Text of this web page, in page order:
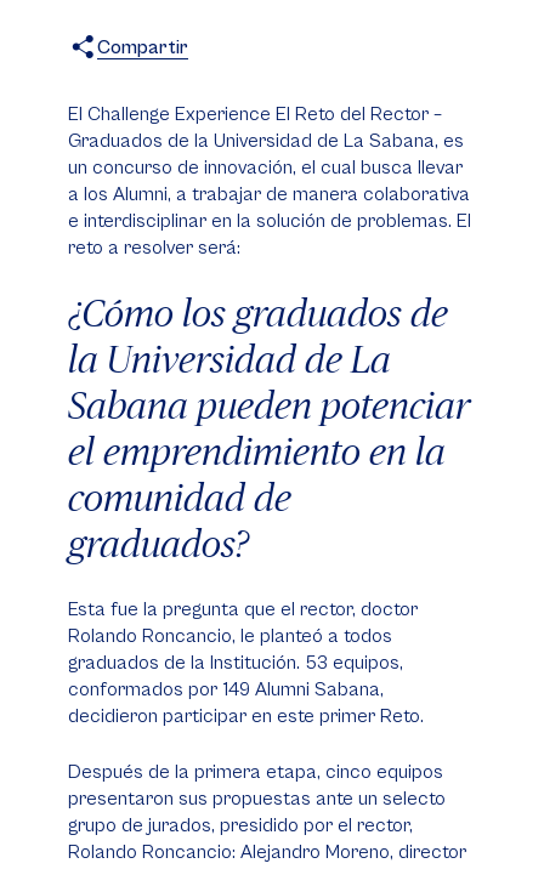
Compartir
El Challenge Experience El Reto del Rector –
Graduados de la Universidad de La Sabana, es
un concurso de innovación, el cual busca llevar
a los Alumni, a trabajar de manera colaborativa
e interdisciplinar en la solución de problemas. El
reto a resolver será:
¿Cómo los graduados de
la Universidad de La
Sabana pueden potenciar
el emprendimiento en la
comunidad de
graduados?
Esta fue la pregunta que el rector, doctor
Rolando Roncancio, le planteó a todos
graduados de la Institución. 53 equipos,
conformados por 149 Alumni Sabana,
decidieron participar en este primer Reto.
Después de la primera etapa, cinco equipos
presentaron sus propuestas ante un selecto
grupo de jurados, presidido por el rector,
Rolando Roncancio: Alejandro Moreno, director